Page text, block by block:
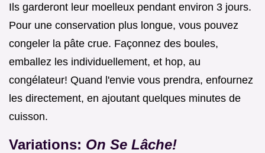
Ils garderont leur moelleux pendant environ 3 jours.
Pour une conservation plus longue, vous pouvez
congeler la pâte crue. Façonnez des boules,
emballez les individuellement, et hop, au
congélateur! Quand l'envie vous prendra, enfournez
les directement, en ajoutant quelques minutes de
cuisson.
Variations: On Se Lâche!